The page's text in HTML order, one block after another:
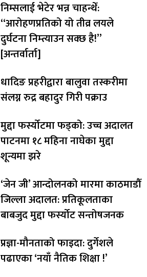
निम्सलाई भेटेर भन्न चाहन्थेँ:
“आरोहणप्रतिको यो तीव्र लयले
दुर्घटना निम्त्याउन सक्छ है!”
[अन्तर्वार्ता]
धादिङ प्रहरीद्वारा बालुवा तस्करीमा
संलग्न रुद्र बहादुर गिरी पक्राउ
मुद्दा फर्स्योटमा फड्को: उच्च अदालत
पाटनमा १८ महिना नाघेका मुद्दा
शून्यमा झरे
‘जेन जी’ आन्दोलनको मारमा काठमाडौँ
जिल्ला अदालत: प्रतिकूलताका
बाबजुद मुद्दा फर्स्योट सन्तोषजनक
प्रज्ञा-मौनताको फाइदा: दुर्गेशले
पढाएका ‘नयाँ नैतिक शिक्षा !’